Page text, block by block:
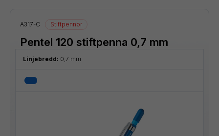
A317-C Stiftpennor
Pentel 120 stiftpenna 0,7 mm
Linjebredd: 0,7 mm